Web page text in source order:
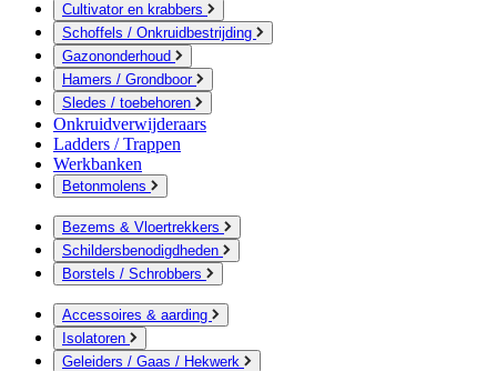
Cultivator en krabbers
Schoffels / Onkruidbestrijding
Gazononderhoud
Hamers / Grondboor
Sledes / toebehoren
Onkruidverwijderaars
Ladders / Trappen
Werkbanken
Betonmolens
Bezems & Vloertrekkers
Schildersbenodigdheden
Borstels / Schrobbers
Accessoires & aarding
Isolatoren
Geleiders / Gaas / Hekwerk